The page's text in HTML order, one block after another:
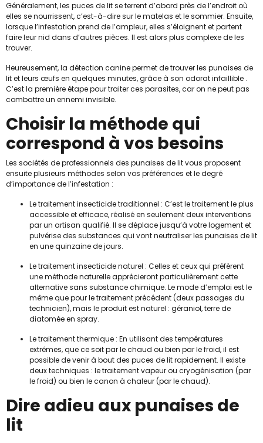
Généralement, les puces de lit se terrent d’abord près de l’endroit où
elles se nourrissent, c’est-à-dire sur le matelas et le sommier. Ensuite,
lorsque l’infestation prend de l’ampleur, elles s’éloignent et partent
faire leur nid dans d’autres pièces. Il est alors plus complexe de les
trouver.
Heureusement, la détection canine permet de trouver les punaises de
lit et leurs œufs en quelques minutes, grâce à son odorat infaillible .
C’est la première étape pour traiter ces parasites, car on ne peut pas
combattre un ennemi invisible.
Choisir la méthode qui
correspond à vos besoins
Les sociétés de professionnels des punaises de lit vous proposent
ensuite plusieurs méthodes selon vos préférences et le degré
d’importance de l’infestation :
Le traitement insecticide traditionnel : C’est le traitement le plus
accessible et efficace, réalisé en seulement deux interventions
par un artisan qualifié. Il se déplace jusqu’à votre logement et
pulvérise des substances qui vont neutraliser les punaises de lit
en une quinzaine de jours.
Le traitement insecticide naturel : Celles et ceux qui préfèrent
une méthode naturelle apprécieront particulièrement cette
alternative sans substance chimique. Le mode d’emploi est le
même que pour le traitement précédent (deux passages du
technicien), mais le produit est naturel : géraniol, terre de
diatomée en spray.
Le traitement thermique : En utilisant des températures
extrêmes, que ce soit par le chaud ou bien par le froid, il est
possible de venir à bout des puces de lit rapidement. Il existe
deux techniques : le traitement vapeur ou cryogénisation (par
le froid) ou bien le canon à chaleur (par le chaud).
Dire adieu aux punaises de
lit